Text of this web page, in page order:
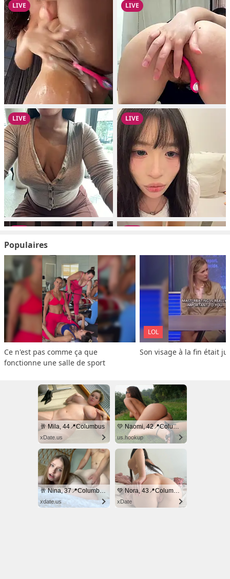
Populaires
Ce n'est pas comme ça que
fonctionne une salle de sport
LOL
Son visage à la fin était